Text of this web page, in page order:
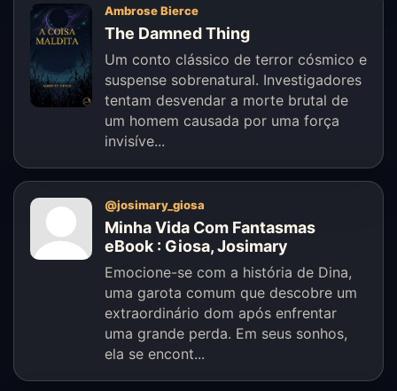
Ambrose Bierce
The Damned Thing
Um conto clássico de terror cósmico e
suspense sobrenatural. Investigadores
tentam desvendar a morte brutal de
um homem causada por uma força
invisíve...
@josimary_giosa
Minha Vida Com Fantasmas
eBook : Giosa, Josimary
Emocione-se com a história de Dina,
uma garota comum que descobre um
extraordinário dom após enfrentar
uma grande perda. Em seus sonhos,
ela se encont...